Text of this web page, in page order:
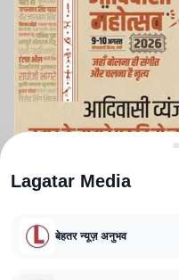
Lagatar Media
बेहतर न्यूज़ अनुभव